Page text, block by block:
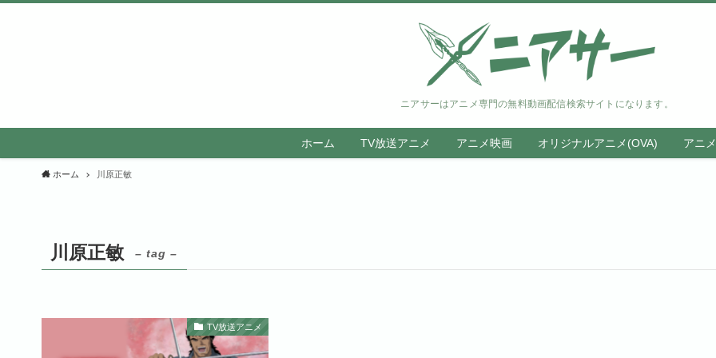
ニアサーはアニメ専門の無料動画配信検索サイトになります。
ホーム TV放送アニメ アニメ映画 オリジナルアニメ(OVA) アニ
ホーム 川原正敏
川原正敏 – tag –
TV放送アニメ